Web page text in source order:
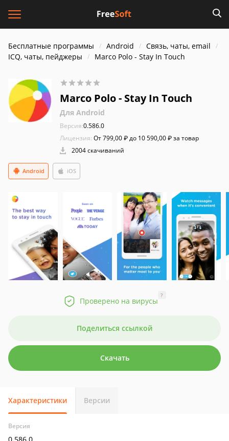
Бесплатные программы Android
Связь, чаты, email
ICQ, чаты, пейджеры
Marco Polo - Stay In Touch
Marco Polo - Stay In Touch
Для Android
Версия:0.586.0
Лицензия: От 799,00 ₽ до 10 590,00 ₽ за товар
2004 скачиваний
Android iOS
Проверено на вирусы
?
Поделиться ссылкой
Скачать
Характеристики Версии
Версия